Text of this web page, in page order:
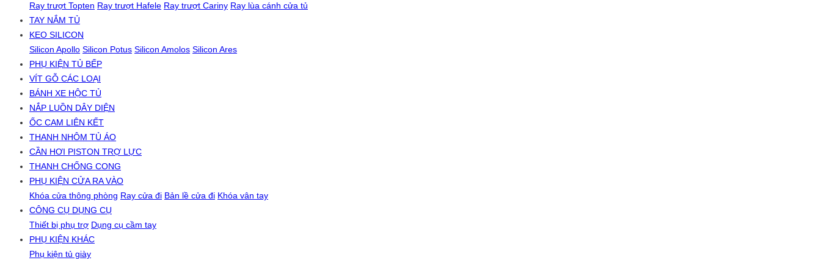
Ray trượt Topten Ray trượt Hafele Ray trượt Cariny Ray lùa cánh cửa tủ
TAY NẮM TỦ
KEO SILICON
Silicon Apollo Silicon Potus Silicon Amolos Silicon Ares
PHỤ KIỆN TỦ BẾP
VÍT GỖ CÁC LOẠI
BÁNH XE HỘC TỦ
NẮP LUỒN DÂY DIỆN
ỐC CAM LIÊN KẾT
THANH NHÔM TỦ ÁO
CẦN HƠI PISTON TRỢ LỰC
THANH CHỐNG CONG
PHỤ KIỆN CỬA RA VÀO
Khóa cửa thông phòng Ray cửa đi Bản lề cửa đi Khóa vân tay
CÔNG CỤ DỤNG CỤ
Thiết bị phụ trợ Dụng cụ cầm tay
PHỤ KIỆN KHÁC
Phụ kiện tủ giày